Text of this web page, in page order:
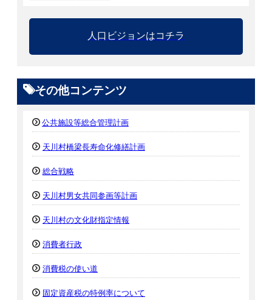
人口ビジョンはコチラ
その他コンテンツ
公共施設等総合管理計画
天川村橋梁長寿命化修繕計画
総合戦略
天川村男女共同参画等計画
天川村の文化財指定情報
消費者行政
消費税の使い道
固定資産税の特例率について